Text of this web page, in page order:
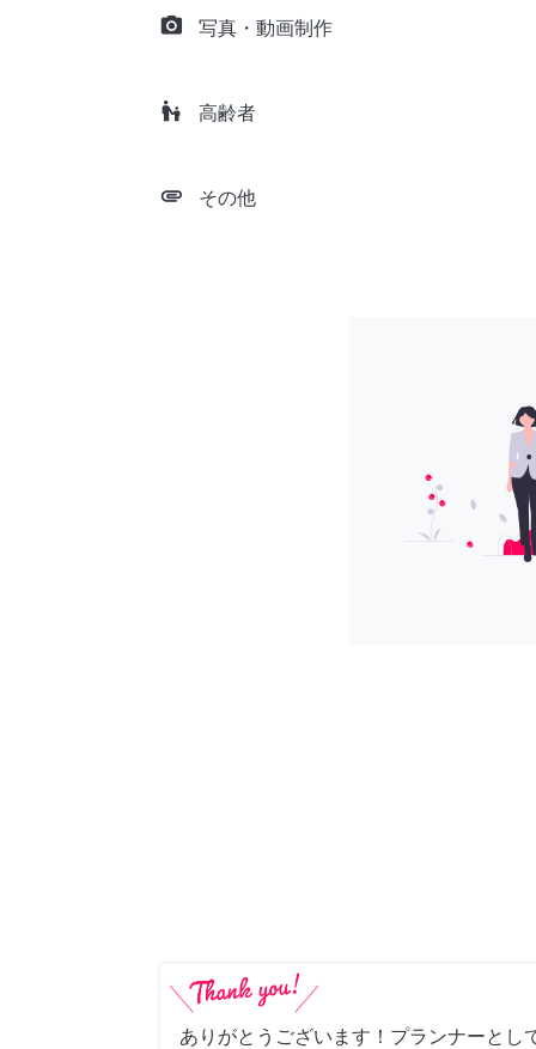
camera_alt 写真・動画制作
escalator_warning 高齢者
attachment その他
ありがとうございます！プランナーとし